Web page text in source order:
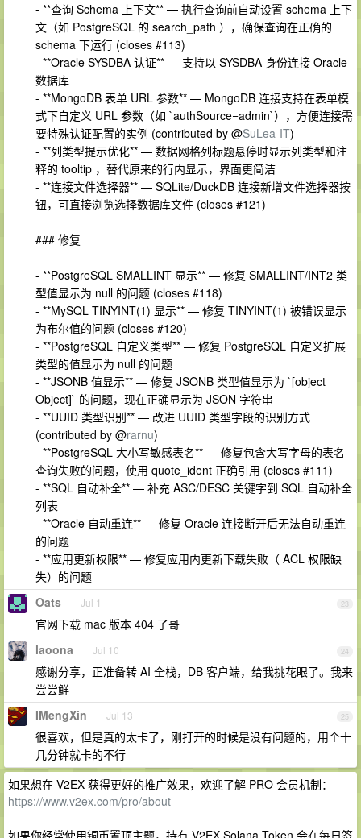
- **查询 Schema 上下文** — 执行查询前自动设置 schema 上下
文（如 PostgreSQL 的 search_path ），确保查询在正确的
schema 下运行 (closes #113)
- **Oracle SYSDBA 认证** — 支持以 SYSDBA 身份连接 Oracle
数据库
- **MongoDB 表单 URL 参数** — MongoDB 连接支持在表单模
式下自定义 URL 参数（如 `authSource=admin`），方便连接需
要特殊认证配置的实例 (contributed by @SuLea-IT)
- **列类型提示优化** — 数据网格列标题悬停时显示列类型和注
释的 tooltip ，替代原来的行内显示，界面更简洁
- **连接文件选择器** — SQLite/DuckDB 连接新增文件选择器按
钮，可直接浏览选择数据库文件 (closes #121)
### 修复
- **PostgreSQL SMALLINT 显示** — 修复 SMALLINT/INT2 类
型值显示为 null 的问题 (closes #118)
- **MySQL TINYINT(1) 显示** — 修复 TINYINT(1) 被错误显示
为布尔值的问题 (closes #120)
- **PostgreSQL 自定义类型** — 修复 PostgreSQL 自定义扩展
类型的值显示为 null 的问题
- **JSONB 值显示** — 修复 JSONB 类型值显示为 `[object
Object]` 的问题，现在正确显示为 JSON 字符串
- **UUID 类型识别** — 改进 UUID 类型字段的识别方式
(contributed by @rarnu)
- **PostgreSQL 大小写敏感表名** — 修复包含大写字母的表名
查询失败的问题，使用 quote_ident 正确引用 (closes #111)
- **SQL 自动补全** — 补充 ASC/DESC 关键字到 SQL 自动补全
列表
- **Oracle 自动重连** — 修复 Oracle 连接断开后无法自动重连
的问题
- **应用更新权限** — 修复应用内更新下载失败（ ACL 权限缺
失）的问题
23
Oats Jul 1
官网下载 mac 版本 404 了哥
24
laoona Jul 10
感谢分享，正准备转 AI 全栈，DB 客户端，给我挑花眼了。我来
尝尝鲜
25
IMengXin Jul 13
很喜欢，但是真的太卡了，刚打开的时候是没有问题的，用个十
几分钟就卡的不行
如果想在 V2EX 获得更好的推广效果，欢迎了解 PRO 会员机制：
https://www.v2ex.com/pro/about